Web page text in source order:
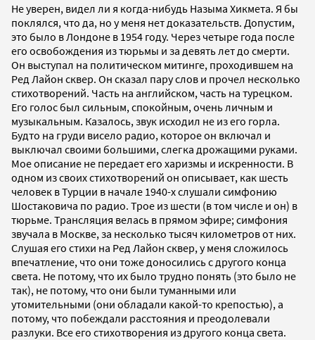
Не уверен, видел ли я когда-нибудь Назыма Хикмета. Я бы
поклялся, что да, но у меня нет доказательств. Допустим,
это было в Лондоне в 1954 году. Через четыре года после
его освобождения из тюрьмы и за девять лет до смерти.
Он выступал на политическом митинге, проходившем на
Ред Лайон сквер. Он сказал пару слов и прочел несколько
стихотворений. Часть на английском, часть на турецком.
Его голос был сильным, спокойным, очень личным и
музыкальным. Казалось, звук исходил не из его горла.
Будто на груди висело радио, которое он включал и
выключал своими большими, слегка дрожащими руками.
Мое описание не передает его харизмы и искренности. В
одном из своих стихотворений он описывает, как шесть
человек в Турции в начале 1940-х слушали симфонию
Шостаковича по радио. Трое из шести (в том числе и он) в
тюрьме. Трансляция велась в прямом эфире; симфония
звучала в Москве, за несколько тысяч километров от них.
Слушая его стихи на Ред Лайон сквер, у меня сложилось
впечатление, что они тоже доносились с другого конца
света. Не потому, что их было трудно понять (это было не
так), не потому, что они были туманными или
утомительными (они обладали какой-то крепостью), а
потому, что побеждали расстояния и преодолевали
разлуки. Все его стихотворения из другого конца света.